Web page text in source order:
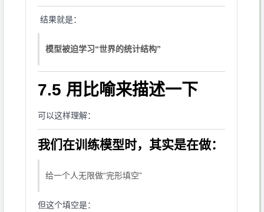
结果就是：
模型被迫学习“世界的统计结构”
7.5 用比喻来描述一下
可以这样理解：
我们在训练模型时，其实是在做：
给一个人无限做“完形填空”
但这个填空是：